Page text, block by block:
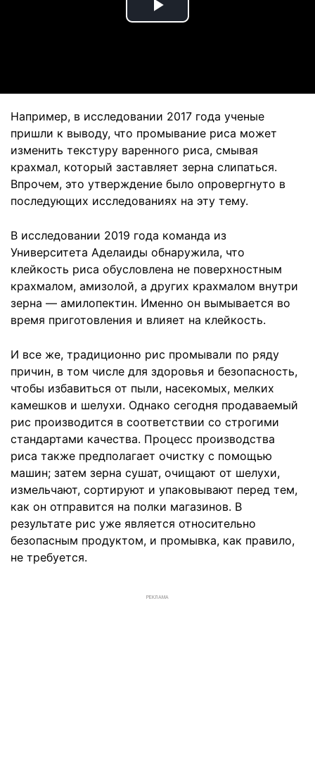
Play
Например, в исследовании 2017 года ученые
пришли к выводу, что промывание риса может
изменить текстуру варенного риса, смывая
крахмал, который заставляет зерна слипаться.
Впрочем, это утверждение было опровергнуто в
последующих исследованиях на эту тему.
В исследовании 2019 года команда из
Университета Аделаиды обнаружила, что
клейкость риса обусловлена не поверхностным
крахмалом, амизолой, а других крахмалом внутри
зерна — амилопектин. Именно он вымывается во
время приготовления и влияет на клейкость.
И все же, традиционно рис промывали по ряду
причин, в том числе для здоровья и безопасность,
чтобы избавиться от пыли, насекомых, мелких
камешков и шелухи. Однако сегодня продаваемый
рис производится в соответствии со строгими
стандартами качества. Процесс производства
риса также предполагает очистку с помощью
машин; затем зерна сушат, очищают от шелухи,
измельчают, сортируют и упаковывают перед тем,
как он отправится на полки магазинов. В
результате рис уже является относительно
безопасным продуктом, и промывка, как правило,
не требуется.
РЕКЛАМА